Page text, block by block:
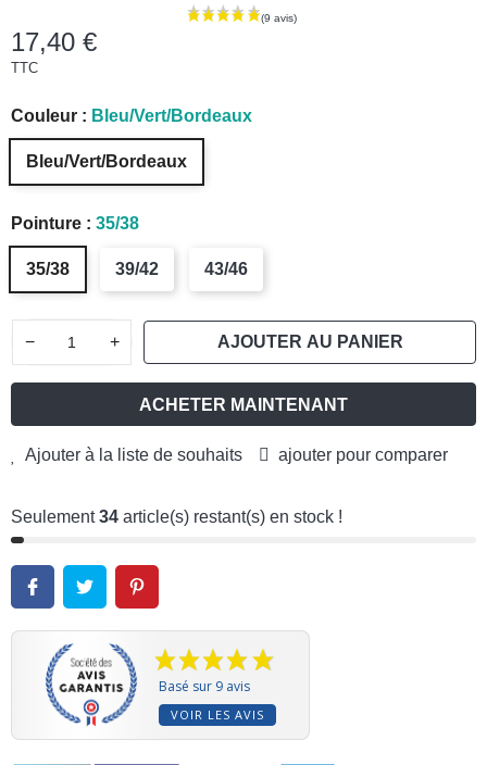
17,40 €
TTC
Couleur : Bleu/Vert/Bordeaux
Bleu/Vert/Bordeaux
Pointure : 35/38
35/38 39/42 43/46
− + AJOUTER AU PANIER
ACHETER MAINTENANT
Ajouter à la liste de souhaits ajouter pour comparer
Seulement34 article(s) restant(s) en stock !
Basé sur 9 avis
VOIR LES AVIS